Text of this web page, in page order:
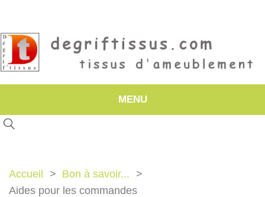
MENU
Accueil
Bon à savoir...
Aides pour les commandes